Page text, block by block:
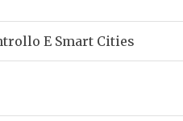
E Smart Cities